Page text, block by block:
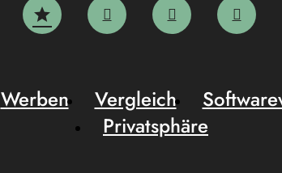
Werben Vergleich
Privatsphäre